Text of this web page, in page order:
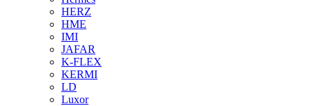
HERZ
HME
IMI
JAFAR
K-FLEX
KERMI
LD
Luxor